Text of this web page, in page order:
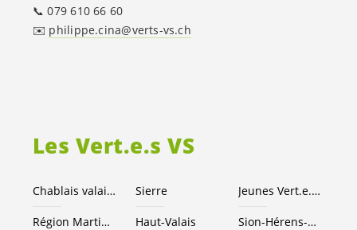
📞 079 610 66 60
✉️ philippe.cina@verts-vs.ch
Les Vert.e.s VS
Chablais valaisan Sierre Jeunes Vert.e.x.s
Région Martigny Haut-Valais Sion-Hérens-Conthey